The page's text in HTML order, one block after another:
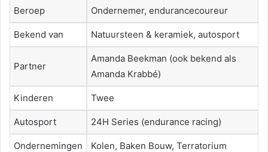
Beroep Ondernemer, endurancecoureur
Bekend van Natuursteen & keramiek, autosport
Partner
Amanda Beekman (ook bekend als
Amanda Krabbé)
Kinderen Twee
Autosport 24H Series (endurance racing)
Ondernemingen Kolen, Baken Bouw, Terratorium